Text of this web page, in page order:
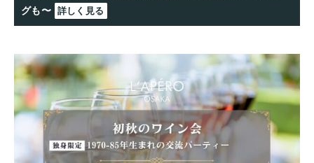
グも〜 詳しく見る